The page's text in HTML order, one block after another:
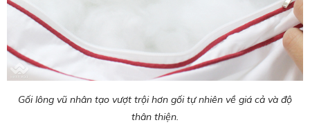
Gối lông vũ nhân tạo vượt trội hơn gối tự nhiên về giá cả và độ
thân thiện.